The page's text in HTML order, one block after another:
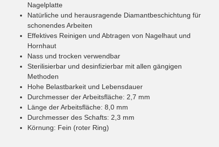
Nagelplatte
Natürliche und herausragende Diamantbeschichtung für
schonendes Arbeiten
Effektives Reinigen und Abtragen von Nagelhaut und
Hornhaut
Nass und trocken verwendbar
Sterilisierbar und desinfizierbar mit allen gängigen
Methoden
Hohe Belastbarkeit und Lebensdauer
Durchmesser der Arbeitsfläche: 2,7 mm
Länge der Arbeitsfläche: 8,0 mm
Durchmesser des Schafts: 2,3 mm
Körnung: Fein (roter Ring)